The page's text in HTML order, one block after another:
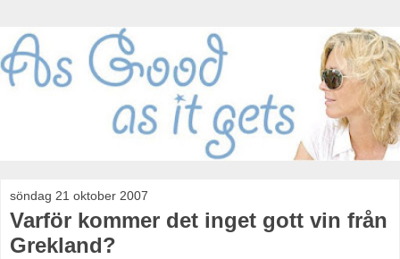
söndag 21 oktober 2007
Varför kommer det inget gott vin från
Grekland?